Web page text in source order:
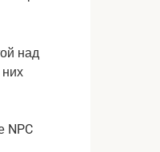
над
NPC